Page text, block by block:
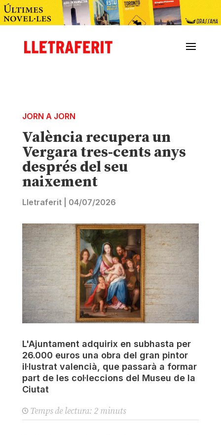
JORN A JORN
València recupera un
Vergara tres-cents anys
després del seu
naixement
Lletraferit| 04/07/2026
L'Ajuntament adquirix en subhasta per
26.000 euros una obra del gran pintor
il·lustrat valencià, que passarà a formar
part de les col·leccions del Museu de la
Ciutat
Temps de lectura: 2 minuts